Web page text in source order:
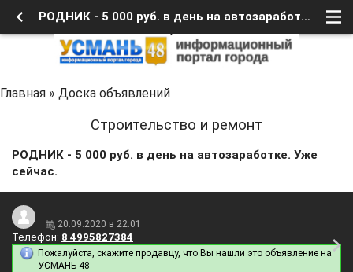
РОДНИК - 5 000 руб. в день на автозаработке. Уже сейчас.
Главная » Доска объявлений
Строительство и ремонт
РОДНИК - 5 000 руб. в день на автозаработке. Уже
сейчас.
20.09.2020 в 22:01
Телефон: 8 4995827384
Пожалуйста, скажите продавцу, что Вы нашли это объявление на
УСМАНЬ 48